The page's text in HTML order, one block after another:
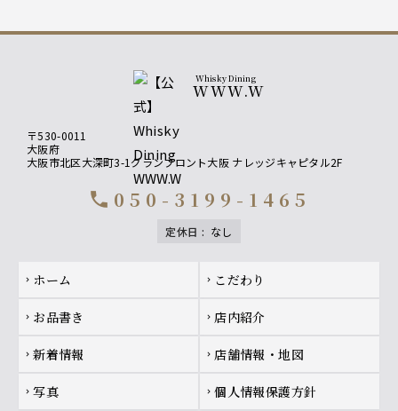
Whisky Dining
WWW.W
〒530-0011
大阪府
大阪市北区大深町3-1グランフロント大阪 ナレッジキャピタル2F
call 050-3199-1465
定休日 : なし
Footer navigation
chevron_right ホーム chevron_right こだわり
chevron_right お品書き chevron_right 店内紹介
chevron_right 新着情報 chevron_right 店舗情報・地図
chevron_right 写真 chevron_right 個人情報保護方針